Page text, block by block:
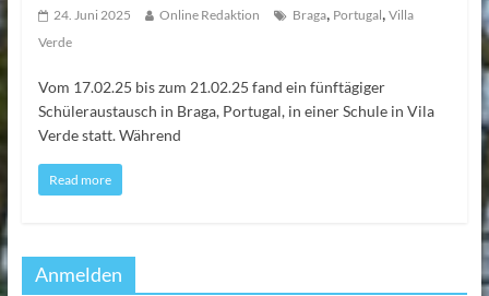
24. Juni 2025 Online Redaktion Braga, Portugal Villa
Verde
Vom 17.02.25 bis zum 21.02.25 fand ein fünftägiger
Schüleraustausch in Braga, Portugal, in einer Schule in Vila
Verde statt. Während
Read more
Anmelden